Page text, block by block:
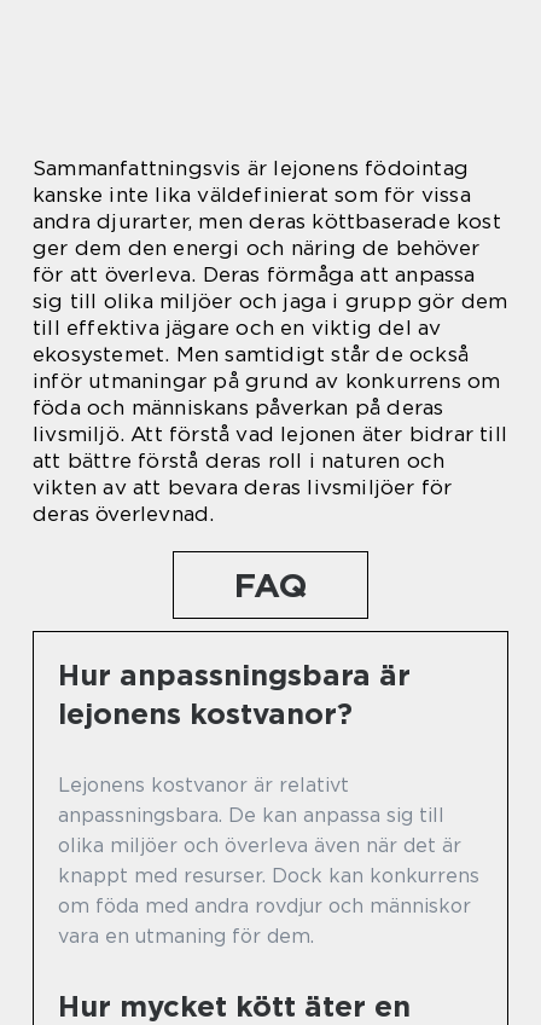
Sammanfattningsvis är lejonens födointag
kanske inte lika väldefinierat som för vissa
andra djurarter, men deras köttbaserade kost
ger dem den energi och näring de behöver
för att överleva. Deras förmåga att anpassa
sig till olika miljöer och jaga i grupp gör dem
till effektiva jägare och en viktig del av
ekosystemet. Men samtidigt står de också
inför utmaningar på grund av konkurrens om
föda och människans påverkan på deras
livsmiljö. Att förstå vad lejonen äter bidrar till
att bättre förstå deras roll i naturen och
vikten av att bevara deras livsmiljöer för
deras överlevnad.
FAQ
Hur anpassningsbara är
lejonens kostvanor?
Lejonens kostvanor är relativt
anpassningsbara. De kan anpassa sig till
olika miljöer och överleva även när det är
knappt med resurser. Dock kan konkurrens
om föda med andra rovdjur och människor
vara en utmaning för dem.
Hur mycket kött äter en